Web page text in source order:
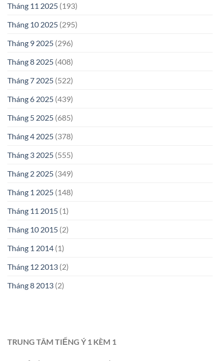
Tháng 11 2025 (193)
Tháng 10 2025 (295)
Tháng 9 2025 (296)
Tháng 8 2025 (408)
Tháng 7 2025 (522)
Tháng 6 2025 (439)
Tháng 5 2025 (685)
Tháng 4 2025 (378)
Tháng 3 2025 (555)
Tháng 2 2025 (349)
Tháng 1 2025 (148)
Tháng 11 2015 (1)
Tháng 10 2015 (2)
Tháng 1 2014 (1)
Tháng 12 2013 (2)
Tháng 8 2013 (2)
TRUNG TÂM TIẾNG Ý 1 KÈM 1